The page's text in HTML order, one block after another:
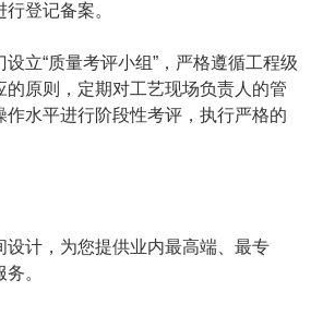
登记备案。
立“质量考评小组”，严格遵循工程级
的原则，定期对工艺现场负责人的管
作水平进行阶段性考评，执行严格的
设计，为您提供业内最高端、最专
。